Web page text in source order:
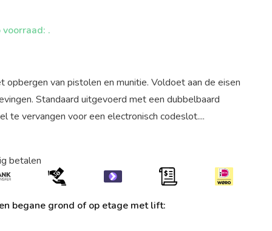
.
opbergen van pistolen en munitie. Voldoet aan de eisen
Standaard uitgevoerd met een dubbelbaard
te vervangen voor een electronisch codeslot....
betalen
begane grond of op etage met lift: